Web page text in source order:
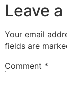
Leave
Your email
fields are
Comment *